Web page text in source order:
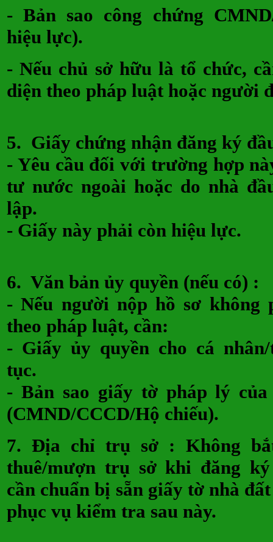
- Bản sao công chứng
hiệu lực).
- Nếu chủ sở hữu là tổ chức,
diện theo pháp luật hoặc người
5. Giấy chứng nhận đăng ký
- Yêu cầu đối với trường hợp
tư nước ngoài hoặc do nhà
lập.
- Giấy này phải còn hiệu lực.
6. Văn bản ủy quyền (nếu có)
- Nếu người nộp hồ sơ
theo pháp luật, cần:
- Giấy ủy quyền cho cá
tục.
- Bản sao giấy tờ pháp lý
(CMND/CCCD/Hộ chiếu).
7.Địa chỉ trụ sở : Không
thuê/mượn trụ sở khi đăng
cần chuẩn bị sẵn giấy tờ nhà
phục vụ kiểm tra sau này.